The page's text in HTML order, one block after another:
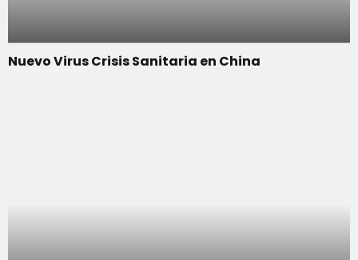
Nuevo Virus Crisis Sanitaria en China